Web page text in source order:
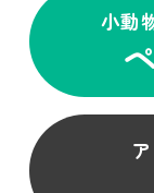
小動